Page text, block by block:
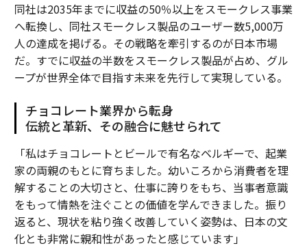
同社は2035年までに収益の50％以上をスモークレス事業
へ転換し、同社スモークレス製品のユーザー数5,000万
人の達成を掲げる。その戦略を牽引するのが日本市場
だ。すでに収益の半数をスモークレス製品が占め、グル
ープが世界全体で目指す未来を先行して実現している。
チョコレート業界から転身
伝統と革新、その融合に魅せられて
「私はチョコレートとビールで有名なベルギーで、起業
家の両親のもとに育ちました。幼いころから消費者を理
解することの大切さと、仕事に誇りをもち、当事者意識
をもって情熱を注ぐことの価値を学んできました。振り
返ると、現状を粘り強く改善していく姿勢は、日本の文
化とも非常に親和性があったと感じています」